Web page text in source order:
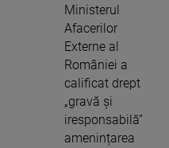
Ministerul
Afacerilor
Externe al
României a
calificat drept
„gravă și
iresponsabilă”
amenințarea